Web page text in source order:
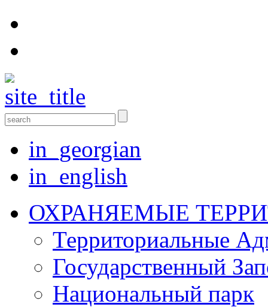
in_georgian
in_english
ОХРАНЯЕМЫЕ
Территориальные
Государственный
Национальный парк